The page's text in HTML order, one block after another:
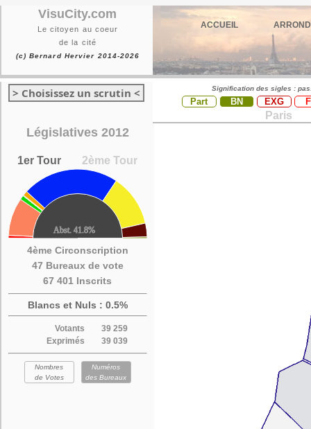
VisuCity.com
Le citoyen au coeur
de la cité
(c) Bernard Hervier 2014-2026
ACCUEIL
> Choisissez un scrutin <
Législatives 2012
1er Tour 2ème Tour
4ème Circonscription
47 Bureaux de vote
67 401 Inscrits
Blancs et Nuls : 0.5%
Votants
39 259
Exprimés
39 039
Nombres
de Votes
Numéros
des Bureaux
Signification des sigles :
Part BN EXG
Paris